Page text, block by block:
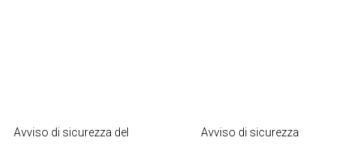
Avviso di sicurezza del
Avviso di sicurezza